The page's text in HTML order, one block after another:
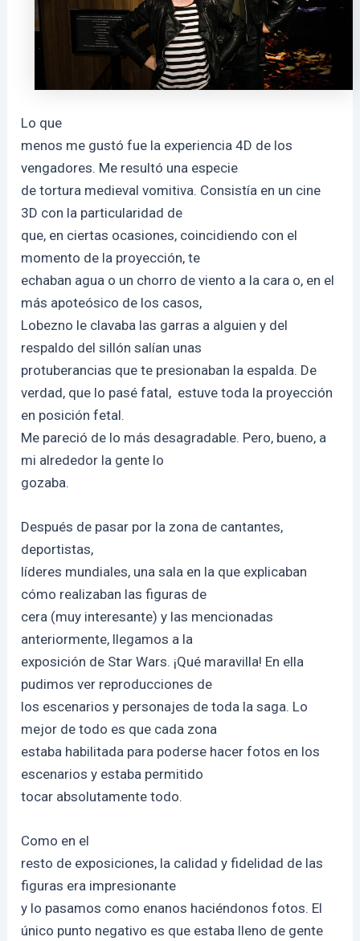
Lo que
menos me gustó fue la experiencia 4D de los
vengadores. Me resultó una especie
de tortura medieval vomitiva. Consistía en un cine
3D con la particularidad de
que, en ciertas ocasiones, coincidiendo con el
momento de la proyección, te
echaban agua o un chorro de viento a la cara o, en el
más apoteósico de los casos,
Lobezno le clavaba las garras a alguien y del
respaldo del sillón salían unas
protuberancias que te presionaban la espalda. De
verdad, que lo pasé fatal, estuve toda la proyección
en posición fetal.
Me pareció de lo más desagradable. Pero, bueno, a
mi alrededor la gente lo
gozaba.
Después de pasar por la zona de cantantes,
deportistas,
líderes mundiales, una sala en la que explicaban
cómo realizaban las figuras de
cera (muy interesante) y las mencionadas
anteriormente, llegamos a la
exposición de Star Wars. ¡Qué maravilla! En ella
pudimos ver reproducciones de
los escenarios y personajes de toda la saga. Lo
mejor de todo es que cada zona
estaba habilitada para poderse hacer fotos en los
escenarios y estaba permitido
tocar absolutamente todo.
Como en el
resto de exposiciones, la calidad y fidelidad de las
figuras era impresionante
y lo pasamos como enanos haciéndonos fotos. El
único punto negativo es que estaba lleno de gente